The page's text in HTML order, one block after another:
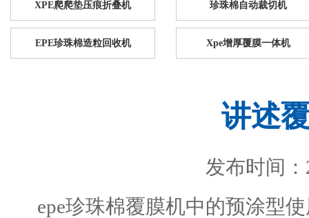
XPE爬爬垫压痕折叠机 珍珠棉自动裁切机
EPE珍珠棉造粒回收机 Xpe增厚覆膜一体机
讲述
发布时间：
epe珍珠棉覆膜机中的预涂型